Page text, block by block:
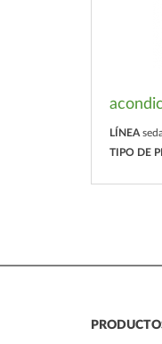
LÍNEA
TIPO DE